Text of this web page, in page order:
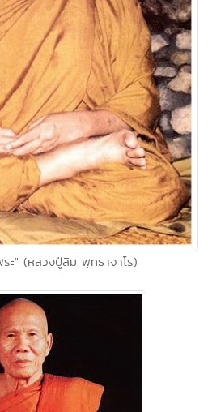
ระ" (หลวงปู่สิม พุทธาจาโร)